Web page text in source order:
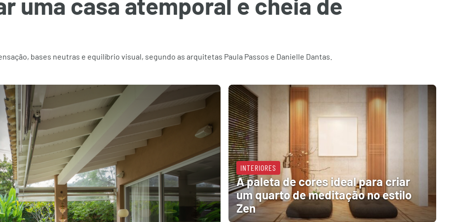
bases neutras e equilíbrio visual, segundo as arquitetas Paula Passos e Danielle Dantas.
INTERIORES
A paleta de cores ideal para criar
um quarto de meditação no estilo
Zen